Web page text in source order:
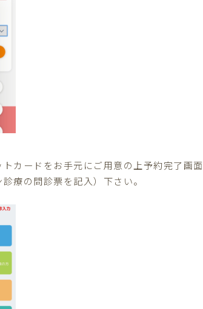
カードをお手元にご用意の上予約完了画
療の問診票を記入）下さい。